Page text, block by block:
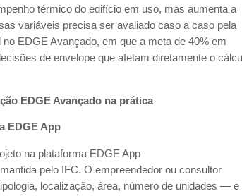
térmico do edifício em uso, mas aumenta a
variáveis precisa ser avaliado caso a caso pela
EDGE Avançado, em que a meta de 40% em
de envelope que afetam diretamente o
EDGE Avançado na prática
EDGE App
na plataforma EDGE App
pelo IFC. O empreendedor ou consultor
localização, área, número de unidades — e